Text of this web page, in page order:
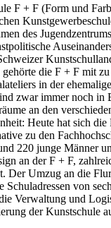
F + F (Form und
des
die F + F mit zu
in der
zwar immer noch in
an den
Heute hat sich
zu den
220 junge Männer
an der F + F,
Der Umzug an die
Schuladressen von
Verwaltung und
der Kunstschule